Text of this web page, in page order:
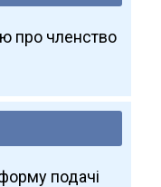
про членство
подачі